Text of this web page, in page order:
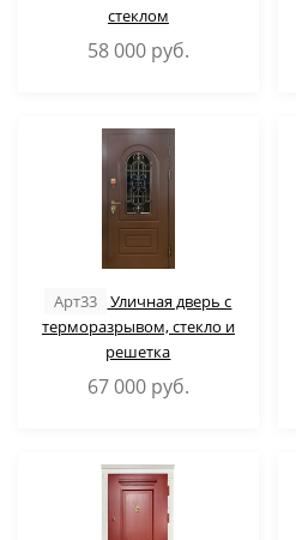
стеклом
58 000 руб.
Арт33
Уличная дверь с
терморазрывом, стекло и
решетка
67 000 руб.